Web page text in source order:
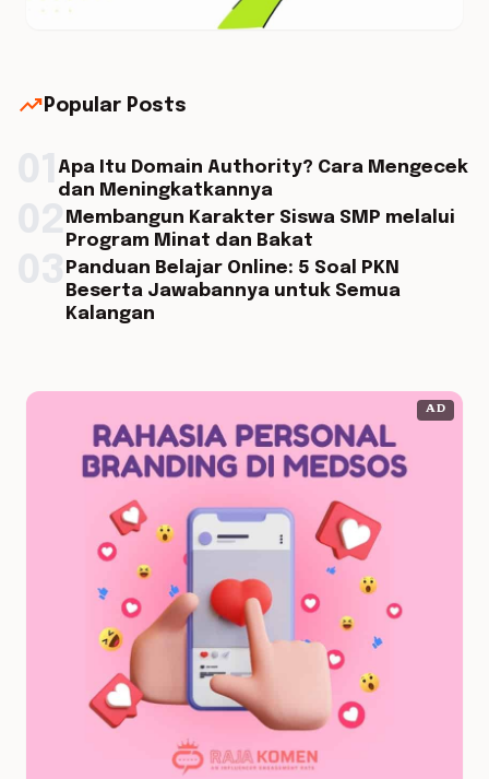
trending_up Popular Posts
Apa Itu Domain Authority? Cara Mengecek
dan Meningkatkannya
Membangun Karakter Siswa SMP melalui
Program Minat dan Bakat
Panduan Belajar Online: 5 Soal PKN
Beserta Jawabannya untuk Semua
Kalangan
AD